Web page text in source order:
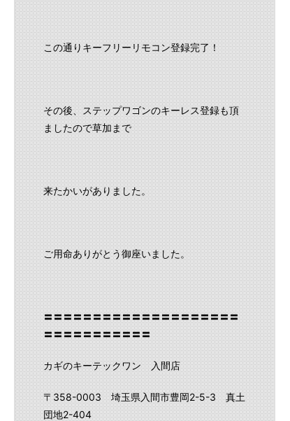
この通りキーフリーリモコン登録完了！
その後、ステップワゴンのキーレス登録も頂
ましたので草加まで
来たかいがありました。
ご用命ありがとう御座いました。
〓〓〓〓〓〓〓〓〓〓〓〓〓〓〓〓〓〓〓〓
〓〓〓〓〓〓〓〓〓〓〓
カギのキーテックワン 入間店
〒358-0003 埼玉県入間市豊岡2-5-3 真土
団地2-404